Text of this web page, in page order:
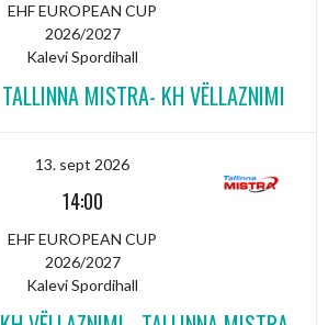
EHF EUROPEAN CUP
2026/2027
Kalevi Spordihall
MISTRA- KH VËLLAZNIMI
13. sept 2026
14:00
EHF EUROPEAN CUP
2026/2027
Kalevi Spordihall